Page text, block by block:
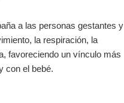
a las personas gestantes y
la respiración, la
favoreciendo un vínculo más
con el bebé.